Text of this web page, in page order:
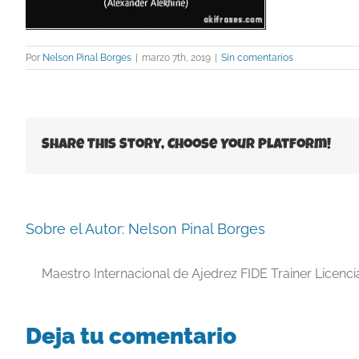
Por Nelson Pinal Borges | marzo 7th, 2019 | Sin comentarios
Share This Story, Choose Your Platform!
Sobre el Autor: Nelson Pinal Borges
Maestro Internacional de Ajedrez FIDE Trainer
Deja tu comentario